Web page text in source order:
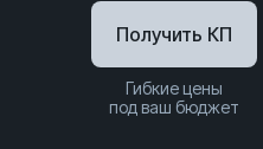
Получить КП
Гибкие цены
под ваш бюджет